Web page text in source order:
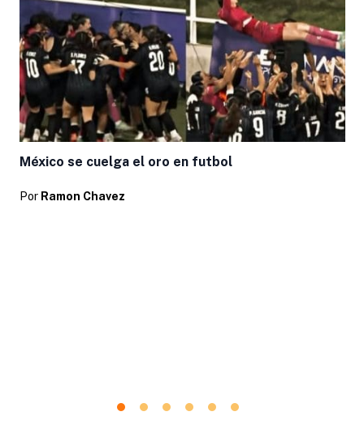
México se cuelga el oro en futbol
Por Ramon Chavez